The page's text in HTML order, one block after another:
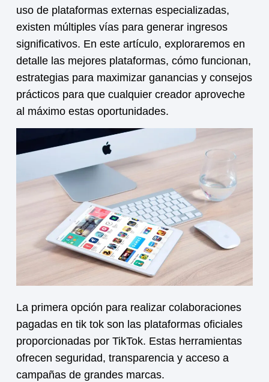
uso de plataformas externas especializadas,
existen múltiples vías para generar ingresos
significativos. En este artículo, exploraremos en
detalle las mejores plataformas, cómo funcionan,
estrategias para maximizar ganancias y consejos
prácticos para que cualquier creador aproveche
al máximo estas oportunidades.
La primera opción para realizar colaboraciones
pagadas en tik tokson las plataformas oficiales
proporcionadas por TikTok. Estas herramientas
ofrecen seguridad, transparencia y acceso a
campañas de grandes marcas.